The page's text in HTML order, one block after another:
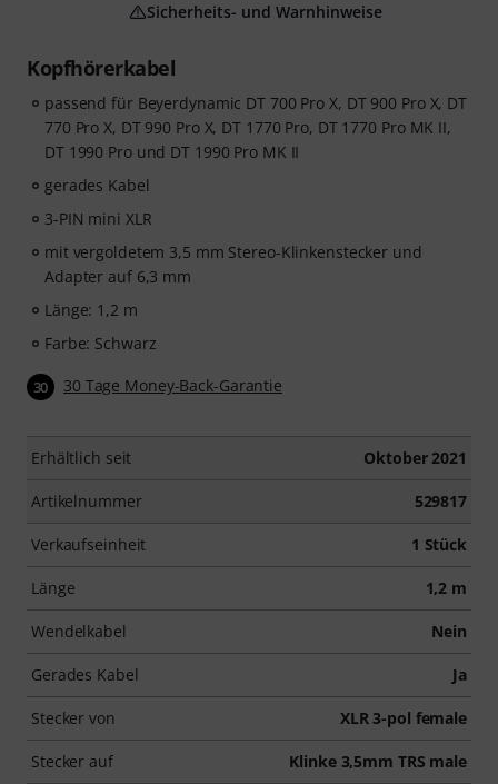
Kopfhörerkabel
passend für Beyerdynamic DT 700 Pro X, DT 900 Pro X, DT
770 Pro X, DT 990 Pro X, DT 1770 Pro, DT 1770 Pro MK II,
DT 1990 Pro und DT 1990 Pro MK II
gerades Kabel
3-PIN mini XLR
mit vergoldetem 3,5 mm Stereo-Klinkenstecker und
Adapter auf 6,3 mm
Länge: 1,2 m
Farbe: Schwarz
30 30 Tage Money-Back-Garantie
Erhältlich seit Oktober 2021
Artikelnummer 529817
Verkaufseinheit 1 Stück
Länge 1,2 m
Wendelkabel Nein
Gerades Kabel Ja
Stecker von XLR 3-pol female
Stecker auf Klinke 3,5mm TRS male
Sicherheits- und Warnhinweise